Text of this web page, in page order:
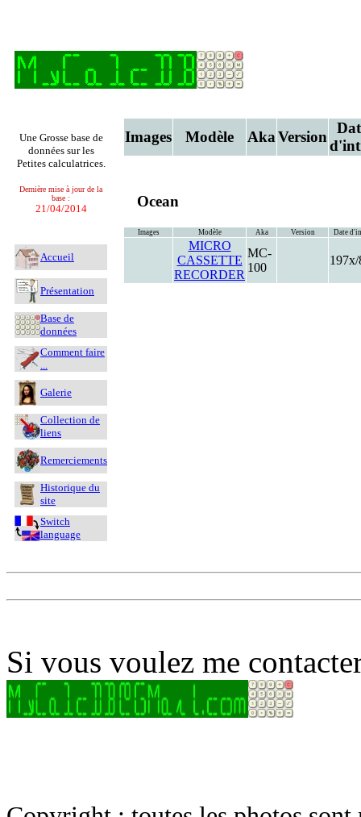
Une Grosse base de
données sur les
Petites calculatrices.
Dernière mise à jour de la
base :
21/04/2014
Accueil
Présentation
Base de
données
Comment faire
...
Galerie
Collection de
liens
Remerciements
Historique du
site
Switch
language
Images Modèle AkaVersion
Ocean
Images Modèle Aka Version Date
MICRO
CASSETTE
RECORDER
MC-
100
Si vous voulez me